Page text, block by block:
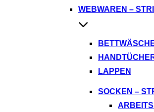
WEBWAREN –
LAPPEN
SOCKEN –